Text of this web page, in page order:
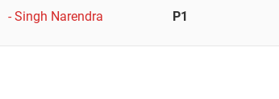
- Singh Narendra P1